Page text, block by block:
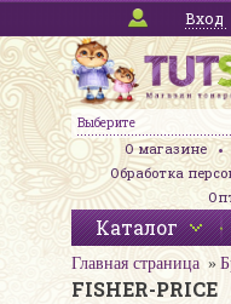
Вход
Выберите
О магазине
Обработка
Каталог
Главная страница
FISHER-PRICE